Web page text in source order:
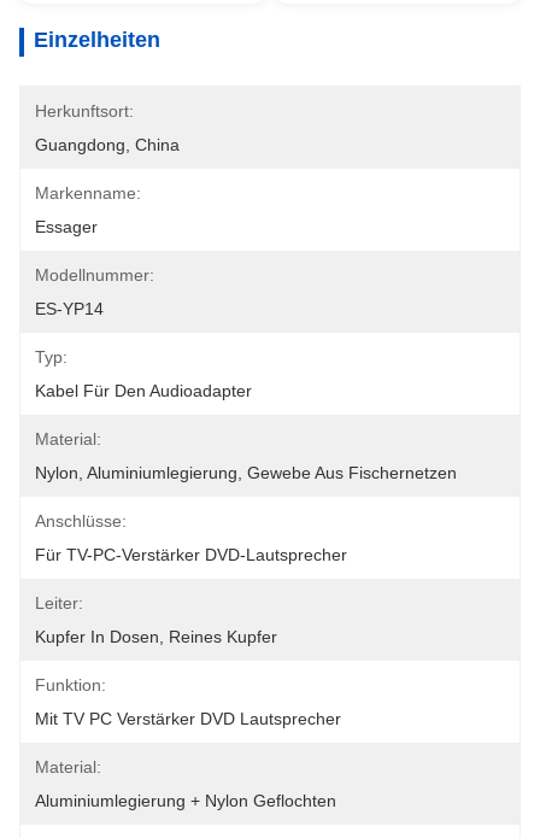
Einzelheiten
Herkunftsort:
Guangdong, China
Markenname:
Essager
Modellnummer:
ES-YP14
Typ:
Kabel Für Den Audioadapter
Material:
Nylon, Aluminiumlegierung, Gewebe Aus Fischernetzen
Anschlüsse:
Für TV-PC-Verstärker DVD-Lautsprecher
Leiter:
Kupfer In Dosen, Reines Kupfer
Funktion:
Mit TV PC Verstärker DVD Lautsprecher
Material:
Aluminiumlegierung + Nylon Geflochten